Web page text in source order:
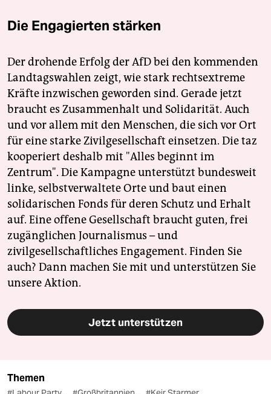
Die Engagierten stärken
Der drohende Erfolg der AfD bei den kommenden
Landtagswahlen zeigt, wie stark rechtsextreme
Kräfte inzwischen geworden sind. Gerade jetzt
braucht es Zusammenhalt und Solidarität. Auch
und vor allem mit den Menschen, die sich vor Ort
für eine starke Zivilgesellschaft einsetzen. Die taz
kooperiert deshalb mit "Alles beginnt im
Zentrum". Die Kampagne unterstützt bundesweit
linke, selbstverwaltete Orte und baut einen
solidarischen Fonds für deren Schutz und Erhalt
auf. Eine offene Gesellschaft braucht guten, frei
zugänglichen Journalismus – und
zivilgesellschaftliches Engagement. Finden Sie
auch? Dann machen Sie mit und unterstützen Sie
unsere Aktion.
Jetzt unterstützen
Themen